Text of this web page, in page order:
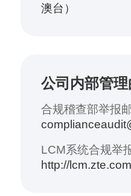
澳台）
公司内部管
合规稽查部举报
LCM系统合规举
http://